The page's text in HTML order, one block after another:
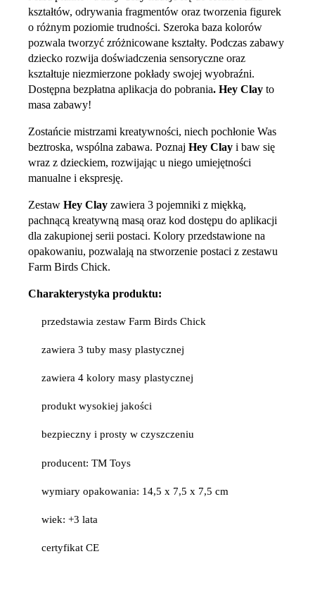
kształtów, odrywania fragmentów oraz tworzenia figurek
o różnym poziomie trudności. Szeroka baza kolorów
pozwala tworzyć zróżnicowane kształty. Podczas zabawy
dziecko rozwija doświadczenia sensoryczne oraz
kształtuje niezmierzone pokłady swojej wyobraźni.
Dostępna bezpłatna aplikacja do pobrania. Hey Clay to
masa zabawy!
Zostańcie mistrzami kreatywności, niech pochłonie Was
beztroska, wspólna zabawa. Poznaj Hey Clay i baw się
wraz z dzieckiem, rozwijając u niego umiejętności
manualne i ekspresję.
Zestaw Hey Clay zawiera 3 pojemniki z miękką,
pachnącą kreatywną masą oraz kod dostępu do aplikacji
dla zakupionej serii postaci. Kolory przedstawione na
opakowaniu, pozwalają na stworzenie postaci z zestawu
Farm Birds Chick.
Charakterystyka produktu:
przedstawia zestaw Farm Birds Chick
zawiera 3 tuby masy plastycznej
zawiera 4 kolory masy plastycznej
produkt wysokiej jakości
bezpieczny i prosty w czyszczeniu
producent: TM Toys
wymiary opakowania: 14,5 x 7,5 x 7,5 cm
wiek: +3 lata
certyfikat CE